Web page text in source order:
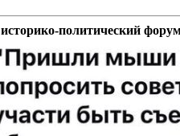
историко-политический